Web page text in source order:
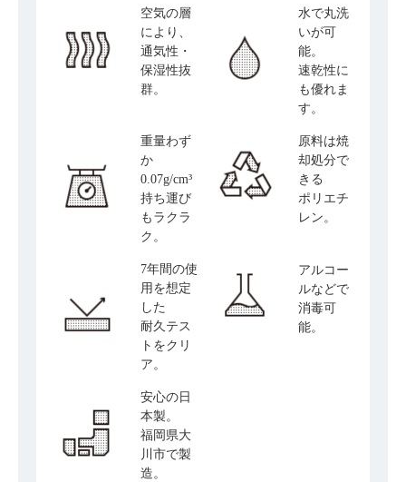
空気の層
により、
通気性・
保湿性抜
群。
水で丸洗
いが可
能。
速乾性に
も優れま
す。
重量わず
か
0.07g/cm³
持ち運び
もラクラ
ク。
原料は焼
却処分で
きる
ポリエチ
レン。
7年間の使
用を想定
した
耐久テス
トをクリ
ア。
アルコー
ルなどで
消毒可
能。
安心の日
本製。
福岡県大
川市で製
造。